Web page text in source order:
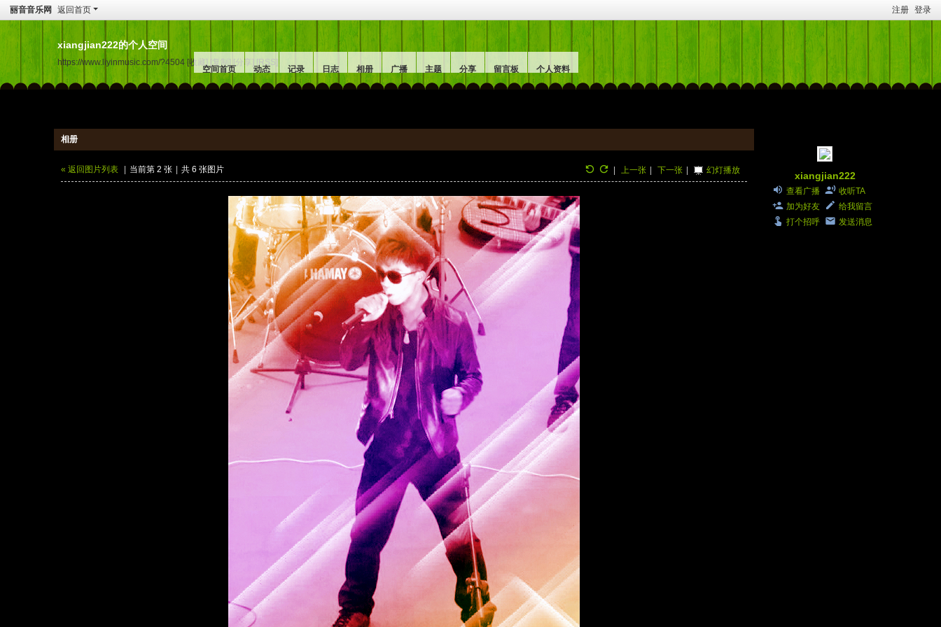
注册 登录
丽音音乐网 返回首页
xiangjian222的个人空间
https://www.liyinmusic.com/?4504 [收藏] [复制] [分享] [RSS]
空间首页 动态 记录 日志 相册 广播 主题 分享 留言板 个人资料
相册
| 上一张 | 下一张 | 幻灯播放
« 返回图片列表 当前第 2 张 共 6 张图片
xiangjian222
查看广播
收听TA
加为好友
给我留言
打个招呼
发送消息